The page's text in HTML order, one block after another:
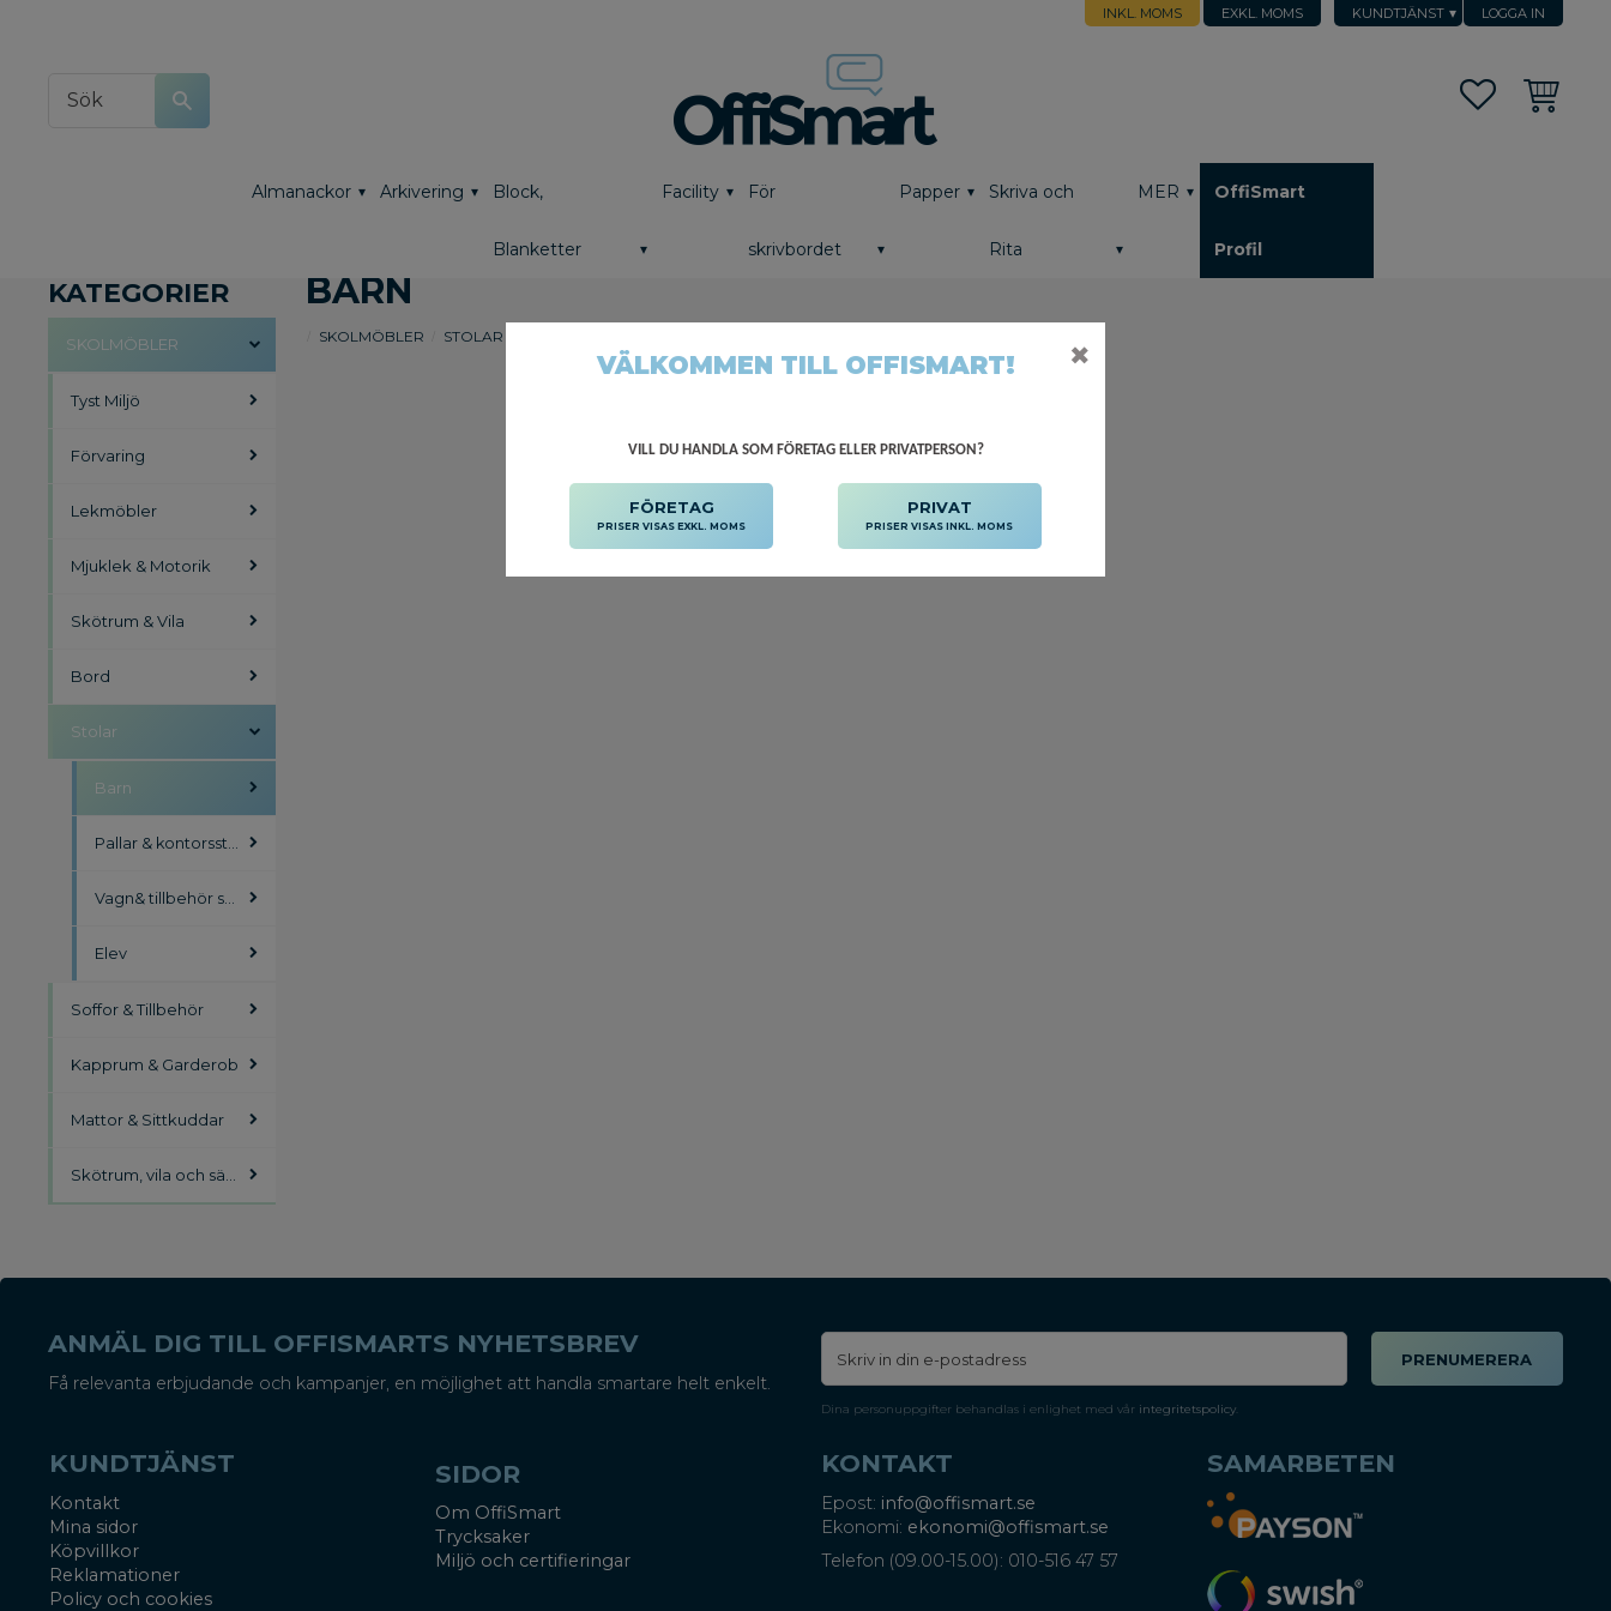
KUNDTJÄNST LOGGA IN
INKL. MOMS EXKL. MOMS
FavoriterKundvagn
Almanackor Arkivering Block,
Blanketter
Facility För
skrivbordet
Papper Skriva och
Rita
MER OffiSmart
Profil
BARN
SKOLMÖBLER STOLAR
KATEGORIER
SKOLMÖBLER
Tyst Miljö
Förvaring
Lekmöbler
Mjuklek & Motorik
Skötrum & Vila
Bord
Stolar
Barn
Pallar & kontorsstolar
Vagn& tillbehör stolar
Elev
Soffor & Tillbehör
Kapprum & Garderob
Mattor & Sittkuddar
Skötrum, vila och säkerhet
ANMÄL DIG TILL OFFISMARTS NYHETSBREV
Få relevanta erbjudande och kampanjer, en möjlighet att handla smartare helt enkelt.
PRENUMERERA
Dina personuppgifter behandlas i enlighet med vår integritetspolicy.
KUNDTJÄNST
Kontakt
Mina sidor
Köpvillkor
Reklamationer
Policy och cookies
SIDOR
Om OffiSmart
Trycksaker
Miljö och certifieringar
KONTAKT
Epost: info@offismart.se
Ekonomi: ekonomi@offismart.se
Telefon (09.00-15.00): 010-516 47 57
SAMARBETEN
VÄLKOMMEN TILL OFFISMART!
VILL DU HANDLA SOM FÖRETAG ELLER PRIVATPERSON?
FÖRETAG
PRISER VISAS EXKL. MOMS
PRIVAT
PRISER VISAS INKL. MOMS
✖